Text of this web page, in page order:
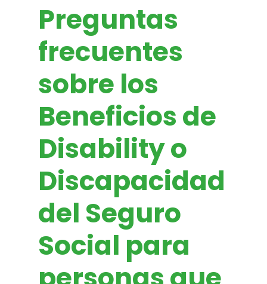
Preguntas
frecuentes
sobre los
Beneficios de
Disability o
Discapacidad
del Seguro
Social para